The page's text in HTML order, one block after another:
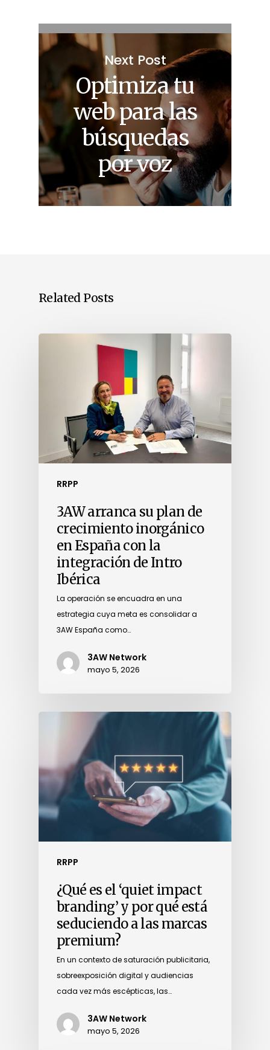
Next Post
Optimiza tu
web para las
búsquedas
por voz
Related Posts
RRPP
3AW arranca su plan de
crecimiento inorgánico
en España con la
integración de Intro
Ibérica
La operación se encuadra en una
estrategia cuya meta es consolidar a
3AW España como…
3AW Network
mayo 5, 2026
RRPP
¿Qué es el ‘quiet impact
branding’ y por qué está
seduciendo a las marcas
premium?
En un contexto de saturación publicitaria,
sobreexposición digital y audiencias
cada vez más escépticas, las…
3AW Network
mayo 5, 2026